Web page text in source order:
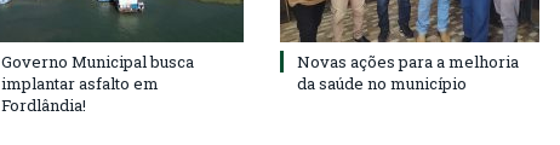
Governo Municipal busca
implantar asfalto em
Fordlândia!
Novas ações para a melhoria
da saúde no município